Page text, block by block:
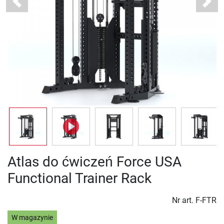
Previous Next
Atlas do ćwiczeń Force USA
Functional Trainer Rack
Nr art. F-FTR
W magazynie